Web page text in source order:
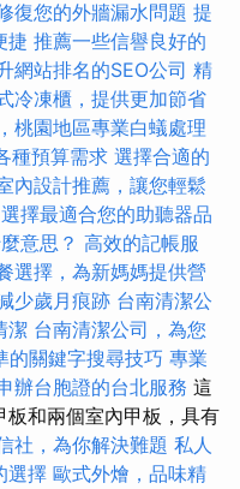
復您的外牆漏水問題 提
捷 推薦一些信譽良好的
網站排名的SEO公司 精
冷凍櫃，提供更加節省
桃園地區專業白蟻處理
種預算需求 選擇合適的
內設計推薦，讓您輕鬆
擇最適合您的助聽器品
意思？ 高效的記帳服
選擇，為新媽媽提供營
少歲月痕跡 台南清潔公
潔 台南清潔公司，為您
的關鍵字搜尋技巧 專業
辦台胞證的台北服務 這
和兩個室內甲板，具有
社，為你解決難題 私人
選擇 歐式外燴，品味精